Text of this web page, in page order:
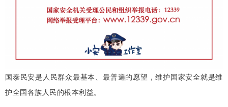
国泰民安是人民群众最基本、最普遍的愿望，维护国家安全就是维
护全国各族人民的根本利益。